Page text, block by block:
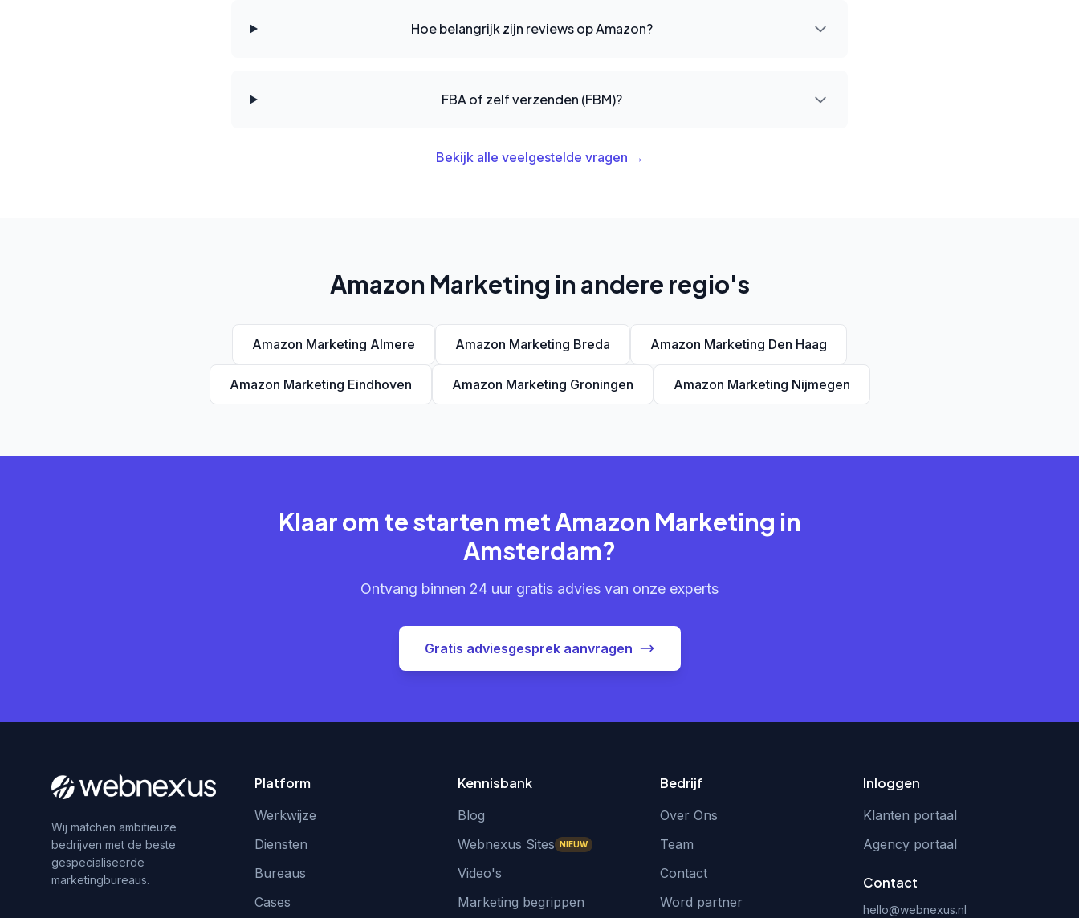
Hoe belangrijk zijn reviews op Amazon?
FBA of zelf verzenden (FBM)?
Bekijk alle veelgestelde vragen →
Amazon Marketing in andere regio's
Amazon Marketing Almere Amazon Marketing Breda Amazon Marketing Den Haag
Amazon Marketing Eindhoven Amazon Marketing Groningen Amazon Marketing Nijmegen
Klaar om te starten met Amazon Marketing in
Amsterdam?
Ontvang binnen 24 uur gratis advies van onze experts
Gratis adviesgesprek aanvragen
Wij matchen ambitieuze
bedrijven met de beste
gespecialiseerde
marketingbureaus.
Platform
Werkwijze
Diensten
Bureaus
Cases
Kennisbank
Blog
Webnexus Sites NIEUW
Video's
Marketing begrippen
Bedrijf
Over Ons
Team
Contact
Word partner
Inloggen
Klanten portaal
Agency portaal
Contact
hello@webnexus.nl